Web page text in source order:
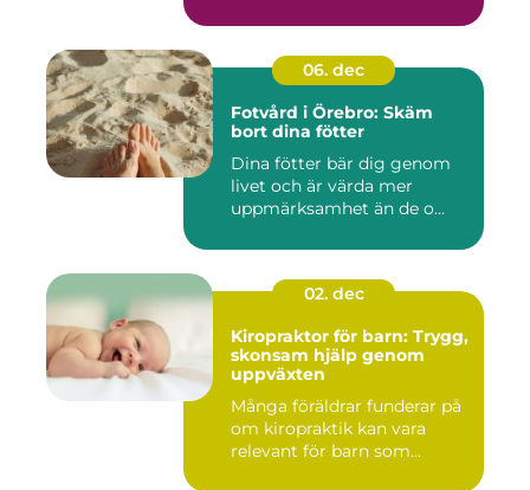
06. dec
Fotvård i Örebro: Skäm
bort dina fötter
Dina fötter bär dig genom
livet och är värda mer
uppmärksamhet än de o...
02. dec
Kiropraktor för barn: Trygg,
skonsam hjälp genom
uppväxten
Många föräldrar funderar på
om kiropraktik kan vara
relevant för barn som...